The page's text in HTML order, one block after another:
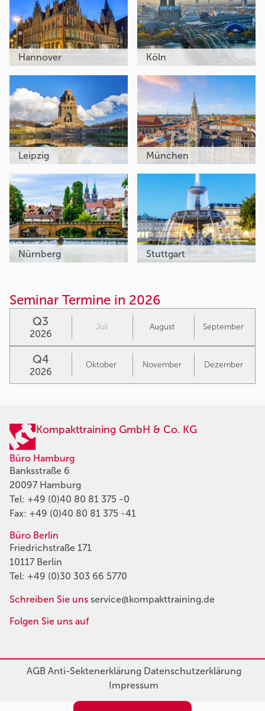
Hannover Köln
Leipzig München
Nürnberg Stuttgart
Seminar Termine in 2026
Q3
2026
Juli August September
Q4
2026
Oktober November Dezember
Kompakttraining GmbH & Co. KG
Büro Hamburg
Banksstraße 6
20097 Hamburg
Tel: +49 (0)40 80 81 375 -0
Fax: +49 (0)40 80 81 375 -41
Büro Berlin
Friedrichstraße 171
10117 Berlin
Tel: +49 (0)30 303 66 5770
Schreiben Sie uns service@kompakttraining.de
Folgen Sie uns auf
AGBAnti-SektenerklärungDatenschutzerklärung
Impressum